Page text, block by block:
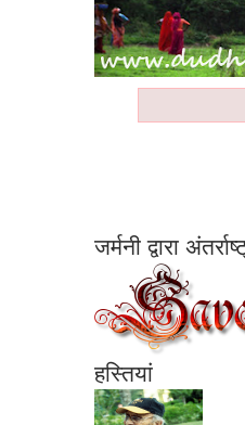
जर्मनी द्वारा
हस्तियां